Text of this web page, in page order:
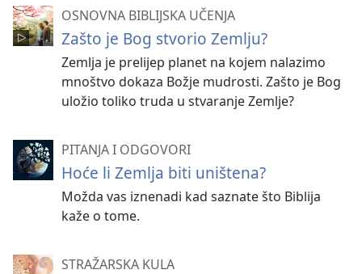
OSNOVNA BIBLIJSKA UČENJA
Zašto je Bog stvorio Zemlju?
Zemlja je prelijep planet na kojem nalazimo
mnoštvo dokaza Božje mudrosti. Zašto je Bog
uložio toliko truda u stvaranje Zemlje?
PITANJA I ODGOVORI
Hoće li Zemlja biti uništena?
Možda vas iznenadi kad saznate što Biblija
kaže o tome.
STRAŽARSKA KULA